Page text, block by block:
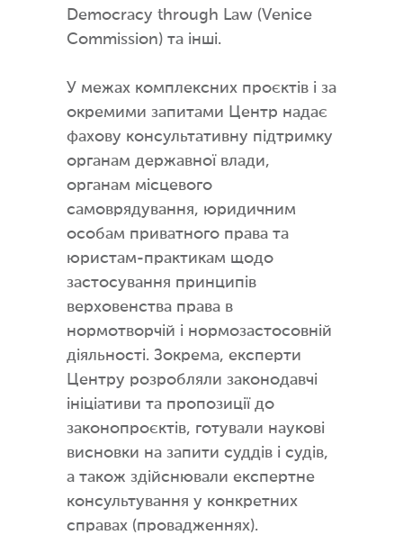
Democracy through Law (Venice
Commission) та інші.
У межах комплексних проєктів і за
окремими запитами Центр надає
фахову консультативну підтримку
органам державної влади,
органам місцевого
самоврядування, юридичним
особам приватного права та
юристам-практикам щодо
застосування принципів
верховенства права в
нормотворчій і нормозастосовній
діяльності. Зокрема, експерти
Центру розробляли законодавчі
ініціативи та пропозиції до
законопроєктів, готували наукові
висновки на запити суддів і судів,
а також здійснювали експертне
консультування у конкретних
справах (провадженнях).